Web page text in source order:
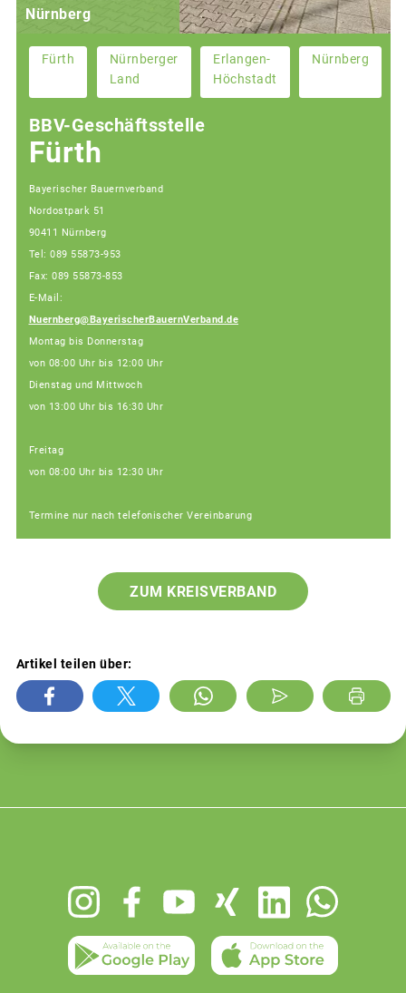
Nürnberg
Fürth
Nürnberger
Land
Erlangen-
Höchstadt
Nürnberg
BBV-Geschäftsstelle
Fürth
Bayerischer Bauernverband
Nordostpark 51
90411 Nürnberg
Tel: 089 55873-953
Fax: 089 55873-853
E-Mail:
Nuernberg@BayerischerBauernVerband.de
Montag bis Donnerstag
von 08:00 Uhr bis 12:00 Uhr
Dienstag und Mittwoch
von 13:00 Uhr bis 16:30 Uhr
Freitag
von 08:00 Uhr bis 12:30 Uhr
Termine nur nach telefonischer Vereinbarung
ZUM KREISVERBAND
Artikel teilen über: